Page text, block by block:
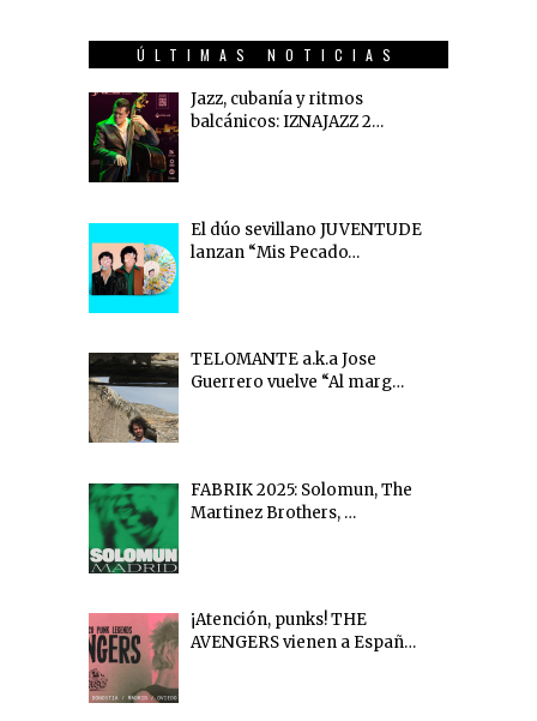
ÚLTIMAS NOTICIAS
Jazz, cubanía y ritmos
balcánicos: IZNAJAZZ 2…
El dúo sevillano JUVENTUDE
lanzan “Mis Pecado…
TELOMANTE a.k.a Jose
Guerrero vuelve “Al marg…
FABRIK 2025: Solomun, The
Martinez Brothers, …
¡Atención, punks! THE
AVENGERS vienen a Españ…